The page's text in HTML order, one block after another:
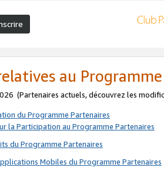
au
(Partenaires actuels, découvrez les
du Programme Partenaires
la Participation au Programme Partenaires
du Programme Partenaires
Mobiles du Programme Partenaires